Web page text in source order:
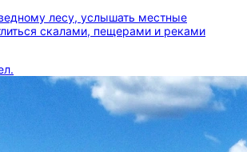
лесу, услышать местные
скалами, пещерами и реками